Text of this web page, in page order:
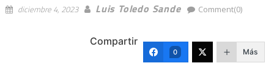
diciembre 4, 2023 Luis Toledo Sande Comment(0)
Compartir
0 Más